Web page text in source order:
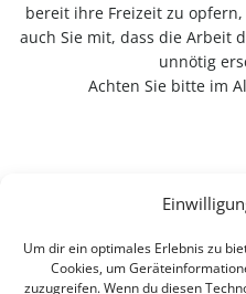
Um dir ein optimales Erlebnis zu
Cookies, um
zuzugreifen. Wenn du diesen
bereit ihre Freizeit zu
auch Sie mit, dass die Arbeit
unnötig
Achten Sie bitte im